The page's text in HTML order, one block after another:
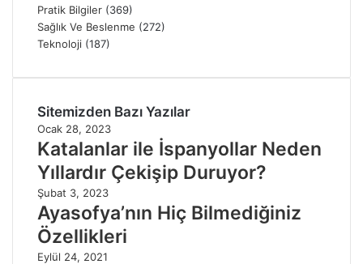
Pratik Bilgiler (369)
Sağlık Ve Beslenme (272)
Teknoloji (187)
Sitemizden Bazı Yazılar
Ocak 28, 2023
Katalanlar ile İspanyollar Neden
Yıllardır Çekişip Duruyor?
Şubat 3, 2023
Ayasofya’nın Hiç Bilmediğiniz
Özellikleri
Eylül 24, 2021